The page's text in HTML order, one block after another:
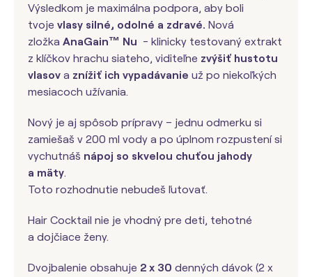
Výsledkom je maximálna podpora, aby boli
tvoje vlasy silné, odolné a zdravé. Nová
zložka AnaGain™ Nu - klinicky testovaný extrakt
z klíčkov hrachu siateho, viditeľne zvýšiť hustotu
vlasov a znížiť ich vypadávanie už po niekoľkých
mesiacoch užívania.
Nový je aj spôsob prípravy – jednu odmerku si
zamiešaš v 200 ml vody a po úplnom rozpustení si
vychutnáš nápoj so skvelou chuťou jahody
a mäty.
Toto rozhodnutie nebudeš ľutovať.
Hair Cocktail nie je vhodný pre deti, tehotné
a dojčiace ženy.
Dvojbalenie obsahuje 2 x 30 denných dávok (2 x